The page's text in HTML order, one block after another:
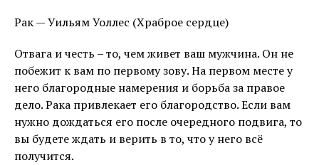
Рак — Уильям Уоллес (Храброе сердце)
Отвага и честь – то, чем живет ваш мужчина. Он не
побежит к вам по первому зову. На первом месте у
него благородные намерения и борьба за правое
дело. Рака привлекает его благородство. Если вам
нужно дождаться его после очередного подвига, то
вы будете ждать и верить в то, что у него всё
получится.